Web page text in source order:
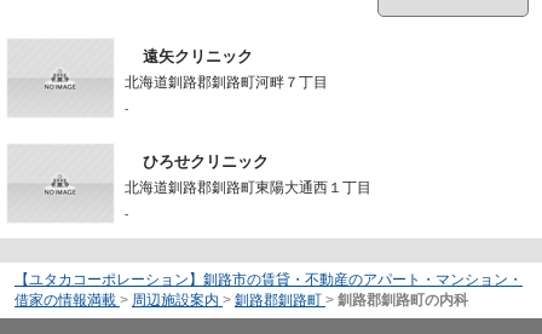
遠矢クリニック
北海道釧路郡釧路町河畔７丁目
-
ひろせクリニック
北海道釧路郡釧路町東陽大通西１丁目
-
【ユタカコーポレーション】釧路市の賃貸・不動産のアパート・マンション・
借家の情報満載 > 周辺施設案内 > 釧路郡釧路町 > 釧路郡釧路町の内科